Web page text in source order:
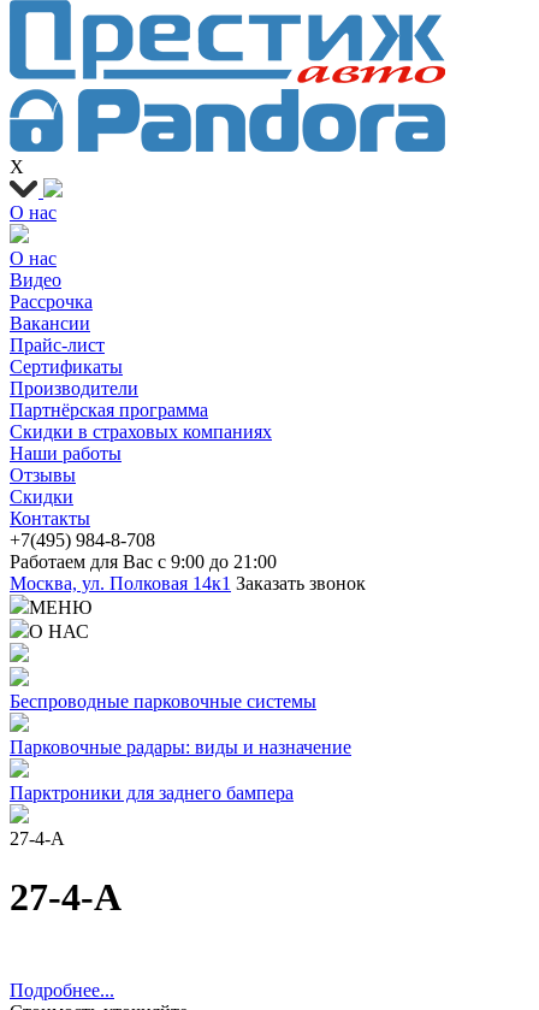
X
О нас
О нас
Видео
Рассрочка
Вакансии
Прайс-лист
Сертификаты
Производители
Партнёрская программа
Скидки в страховых компаниях
Наши работы
Отзывы
Скидки
Контакты
+7(495) 984-8-708
Работаем для Вас с 9:00 до 21:00
Москва, ул. Полковая 14к1 Заказать звонок
МЕНЮ
О НАС
Беспроводные парковочные системы
Парковочные радары: виды и назначение
Парктроники для заднего бампера
27-4-A
27-4-A
Подробнее...